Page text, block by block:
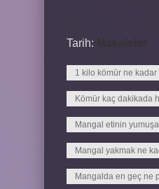
Tarih: Makaleler
1 kilo kömür ne
Kömür kaç dakikada
Mangal etinin
Mangal yakmak ne
Mangalda en geç ne